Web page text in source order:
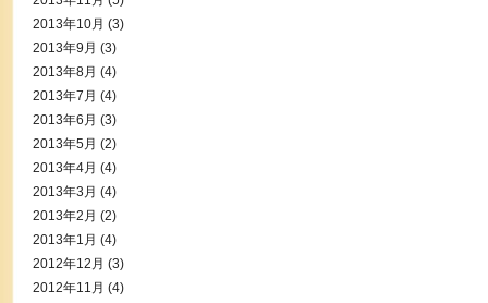
2013年10月 (3)
2013年9月 (3)
2013年8月 (4)
2013年7月 (4)
2013年6月 (3)
2013年5月 (2)
2013年4月 (4)
2013年3月 (4)
2013年2月 (2)
2013年1月 (4)
2012年12月 (3)
2012年11月 (4)